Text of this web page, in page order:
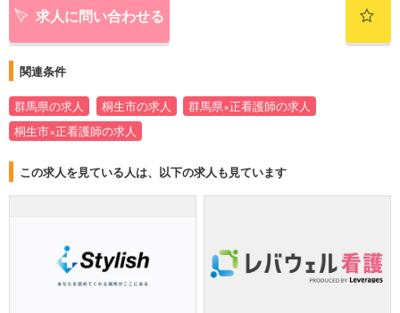
求人に問い合わせる
関連条件
群馬県の求人 桐生市の求人
群馬県×正看護師の求人
桐生市×正看護師の求人
この求人を見ている人は、以下の求人も見ています